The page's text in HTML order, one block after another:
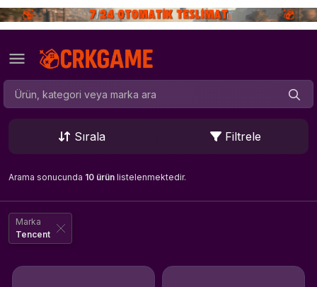
Sırala Filtrele
Arama sonucunda 10 ürün listelenmektedir.
Marka
Tencent